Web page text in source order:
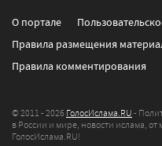
О портале
Правила размещения
Правила комментирования
© 2011 - 2026 ГолосИслама.RU -
в России и мире, новости ислама, от
ГолосИслама.RU!